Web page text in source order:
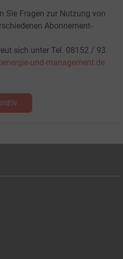
Sie Fragen zur Nutzung von
Abonnement-
sich unter Tel. 08152 / 93
und-management.de